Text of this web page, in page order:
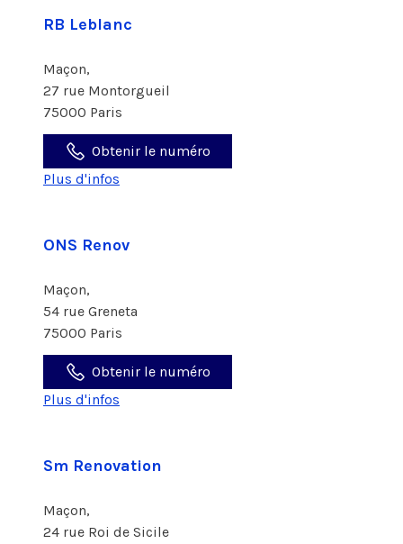
RB Leblanc
Maçon,
27 rue Montorgueil
75000 Paris
Obtenir le numéro
Plus d'infos
ONS Renov
Maçon,
54 rue Greneta
75000 Paris
Obtenir le numéro
Plus d'infos
Sm Renovation
Maçon,
24 rue Roi de Sicile